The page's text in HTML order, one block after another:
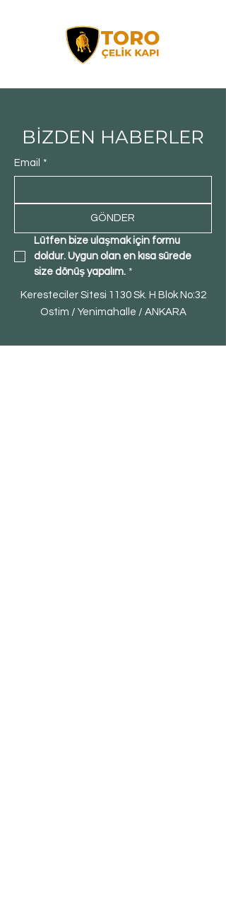
BİZDEN HABERLER
Email *
GÖNDER
Lütfen bize ulaşmak için formu
doldur. Uygun olan en kısa sürede
size dönüş yapalım. *
Keresteciler Sitesi 1130 Sk. H Blok No:32
Ostim / Yenimahalle / ANKARA